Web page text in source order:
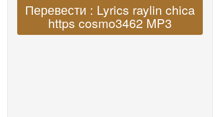
Перевести : Lyrics raylin chica
https cosmo3462 MP3